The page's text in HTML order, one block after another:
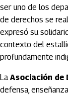
ser uno de los
de derechos se
expresó su
contexto del
profundamente
LaAsociación de
defensa,